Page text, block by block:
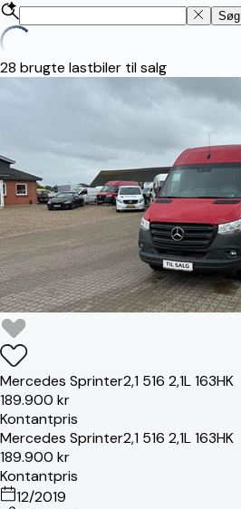
Søg
28 brugte lastbiler til salg
Mercedes Sprinter2,1 516 2,1L 163HK
189.900 kr
Kontantpris
Mercedes Sprinter2,1 516 2,1L 163HK
189.900 kr
Kontantpris
12/2019